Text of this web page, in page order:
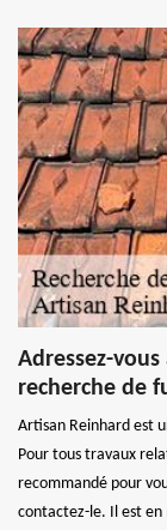
Adressez-
recherche de
Artisan Reinhard est
Pour tous travaux
recommandé pour
contactez-le. Il est en